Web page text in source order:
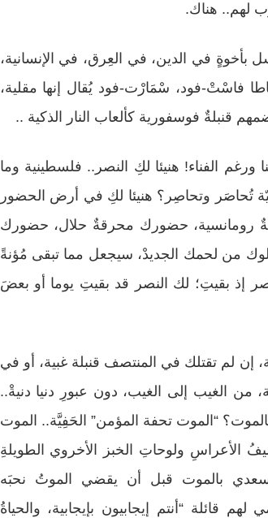
لهم.. هناك.
بأخوةٍ في الدين، في العِرق، في الإنسانية،
فاسْتْ-فود، سْمَارْت-فود يُقال إنها مقلية،
قنبلةٌ فوسفورية كألعاب النار الذكية ..
ورغم الفناء! هنيئا لكِ النصر.. فلسطينية وما
تُحاصَر وتحاصِر؟ هنيئا لكِ في أرض الحضور
رومانسية، حضورك محرقةٌ حلال، حضورك
من لحمك الجديدْ، سيجعل مما تبقى مُؤنةً
إذ بقيتِ؛ لك النصر قد بقيتِ يوما أو بعضَ
لم تقتلك في المنتصف قنبلة غبية، أو في
من الغيب إلى الغيب، دون عبورِ دنيا دنيةْ..
“الموت تحفة المؤمن” الحَفِيَّة.. الموت
الأعراسِ ولوحاتِ الخبز الأخروي الطويلةِ
بالموت قبل أن يقضي الموتُ نحبَه
قائلة “أنتم إيجابيون بإيجابية، والحياةُ